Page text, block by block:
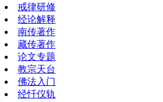
戒律研修
经论解释
南传著作
藏传著作
论文专题
教宗天台
佛法入门
经忏仪轨